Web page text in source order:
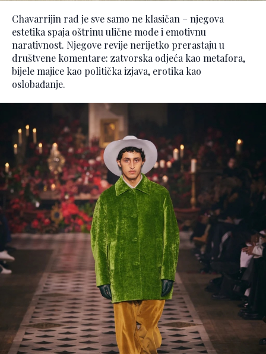
Chavarrijin rad je sve samo ne klasičan – njegova
estetika spaja oštrinu ulične mode i emotivnu
narativnost. Njegove revije nerijetko prerastaju u
društvene komentare: zatvorska odjeća kao metafora,
bijele majice kao politička izjava, erotika kao
oslobađanje.